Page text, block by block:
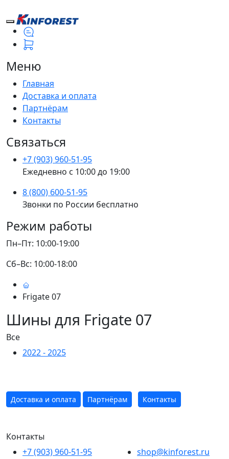
Меню
Главная
Доставка и оплата
Партнёрам
Контакты
Связаться
+7 (903) 960-51-95
Ежедневно с 10:00 до 19:00
8 (800) 600-51-95
Звонки по России бесплатно
Режим работы
Пн–Пт: 10:00-19:00
Сб–Вс: 10:00-18:00
Frigate 07
Шины для Frigate 07
Все
2022 - 2025
Доставка и оплата Партнёрам Контакты
Контакты
+7 (903) 960-51-95
shop@kinforest.ru